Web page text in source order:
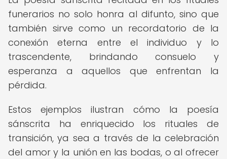
funerarios no solo honra al difunto, sino que
también sirve como un recordatorio de la
conexión eterna entre el individuo y lo
trascendente, brindando consuelo y
esperanza a aquellos que enfrentan la
pérdida.
Estos ejemplos ilustran cómo la poesía
sánscrita ha enriquecido los rituales de
transición, ya sea a través de la celebración
del amor y la unión en las bodas, o al ofrecer